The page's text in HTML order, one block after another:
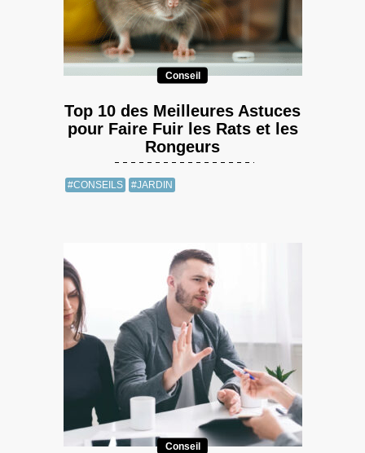
Conseil
Top 10 des Meilleures Astuces
pour Faire Fuir les Rats et les
Rongeurs
#CONSEILS #JARDIN
Conseil